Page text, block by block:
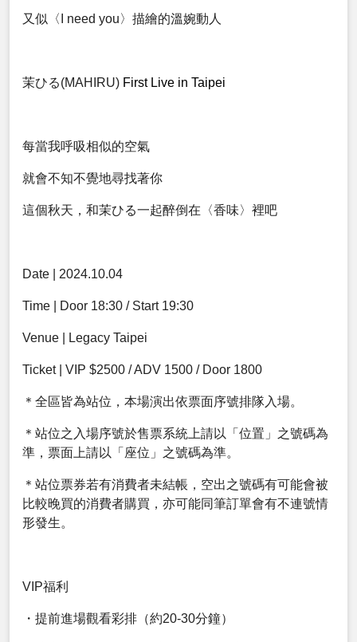
又似〈I need you〉描繪的溫婉動人
茉ひる(MAHIRU) First Live in Taipei
每當我呼吸相似的空氣
就會不知不覺地尋找著你
這個秋天，和茉ひる一起醉倒在〈香味〉裡吧
Date | 2024.10.04
Time | Door 18:30 / Start 19:30
Venue | Legacy Taipei
Ticket | VIP $2500 / ADV 1500 / Door 1800
＊全區皆為站位，本場演出依票面序號排隊入場。
＊站位之入場序號於售票系統上請以「位置」之號碼為
準，票面上請以「座位」之號碼為準。
＊站位票券若有消費者未結帳，空出之號碼有可能會被
比較晚買的消費者購買，亦可能同筆訂單會有不連號情
形發生。
VIP福利
・提前進場觀看彩排（約20-30分鐘）